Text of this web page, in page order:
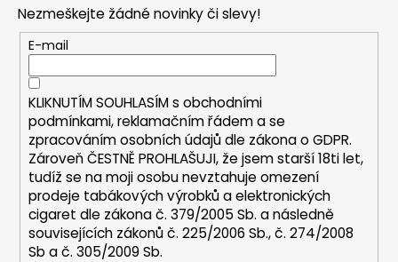
a
c
í
p
r
v
k
y
v
ý
p
i
Nezmeškejte žádné novinky či slevy!
E-mail
KLIKNUTÍM SOUHLASÍM s obchodními
podmínkami,reklamačním řádem a se
zpracováním osobních údajů dle zákona oGDPR.
Zároveň ČESTNĚ PROHLAŠUJI, že jsem starší 18ti let,
tudíž se na moji osobu nevztahuje omezení
prodeje tabákových výrobků a elektronických
cigaret dle zákona č. 379/2005 Sb. a následně
souvisejících zákonů č. 225/2006 Sb., č. 274/2008
Sb a č. 305/2009 Sb.